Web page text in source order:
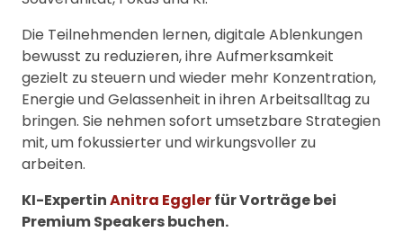
Die Teilnehmenden lernen, digitale Ablenkungen
bewusst zu reduzieren, ihre Aufmerksamkeit
gezielt zu steuern und wieder mehr Konzentration,
Energie und Gelassenheit in ihren Arbeitsalltag zu
bringen. Sie nehmen sofort umsetzbare Strategien
mit, um fokussierter und wirkungsvoller zu
arbeiten.
KI-ExpertinAnitra Egglerfür Vorträge bei
Premium Speakers buchen.